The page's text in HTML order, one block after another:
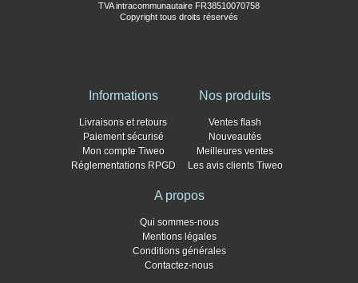
TVA intracommunautaire FR38510070758
Copyright tous droits réservés
Informations
Livraisons et retours
Paiement sécurisé
Mon compte Tiweo
Réglementations RPGD
Nos produits
Ventes flash
Nouveautés
Meilleures ventes
Les avis clients Tiweo
A propos
Qui sommes-nous
Mentions légales
Conditions générales
Contactez-nous